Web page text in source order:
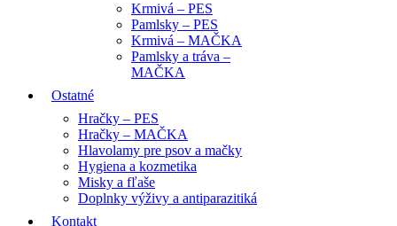
Krmivá – PES
Pamlsky – PES
Krmivá – MAČKA
Pamlsky a tráva –
MAČKA
Ostatné
Hračky – PES
Hračky – MAČKA
Hlavolamy pre psov a mačky
Hygiena a kozmetika
Misky a fľaše
Doplnky výživy a antiparazitiká
Kontakt